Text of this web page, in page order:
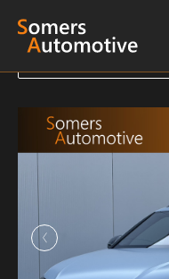
Terug naar overzicht